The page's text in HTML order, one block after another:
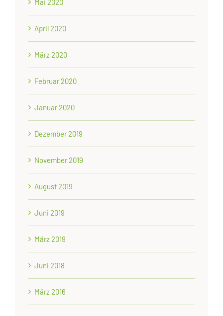
April 2020
März 2020
Februar 2020
Januar 2020
Dezember 2019
November 2019
August 2019
Juni 2019
März 2019
Juni 2018
März 2016